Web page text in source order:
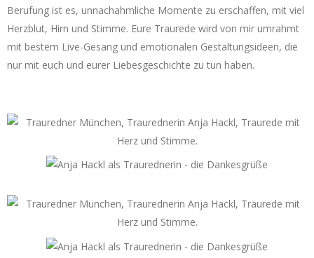
Berufung ist es, unnachahmliche Momente zu erschaffen, mit viel
Herzblut, Hirn und Stimme. Eure Traurede wird von mir umrahmt
mit bestem Live-Gesang und emotionalen Gestaltungsideen, die
nur mit euch und eurer Liebesgeschichte zu tun haben.